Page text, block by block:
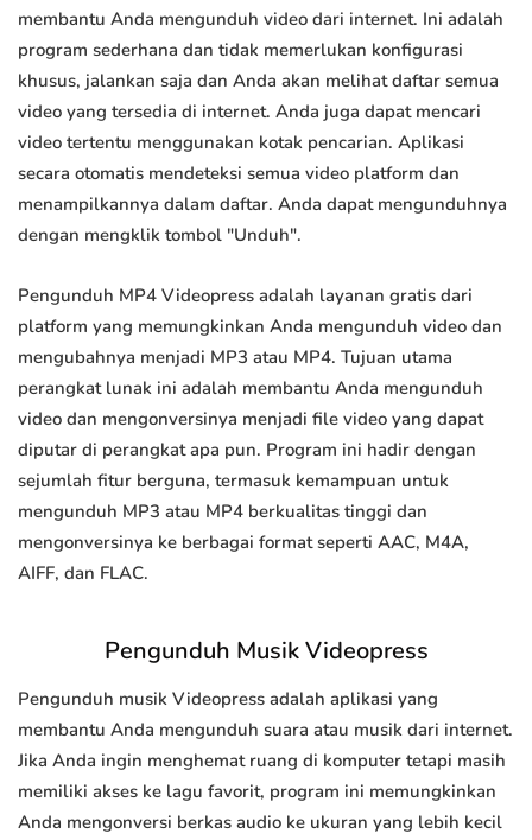
membantu Anda mengunduh video dari internet. Ini adalah
program sederhana dan tidak memerlukan konfigurasi
khusus, jalankan saja dan Anda akan melihat daftar semua
video yang tersedia di internet. Anda juga dapat mencari
video tertentu menggunakan kotak pencarian. Aplikasi
secara otomatis mendeteksi semua video platform dan
menampilkannya dalam daftar. Anda dapat mengunduhnya
dengan mengklik tombol "Unduh".
Pengunduh MP4 Videopress adalah layanan gratis dari
platform yang memungkinkan Anda mengunduh video dan
mengubahnya menjadi MP3 atau MP4. Tujuan utama
perangkat lunak ini adalah membantu Anda mengunduh
video dan mengonversinya menjadi file video yang dapat
diputar di perangkat apa pun. Program ini hadir dengan
sejumlah fitur berguna, termasuk kemampuan untuk
mengunduh MP3 atau MP4 berkualitas tinggi dan
mengonversinya ke berbagai format seperti AAC, M4A,
AIFF, dan FLAC.
Pengunduh Musik Videopress
Pengunduh musik Videopress adalah aplikasi yang
membantu Anda mengunduh suara atau musik dari internet.
Jika Anda ingin menghemat ruang di komputer tetapi masih
memiliki akses ke lagu favorit, program ini memungkinkan
Anda mengonversi berkas audio ke ukuran yang lebih kecil